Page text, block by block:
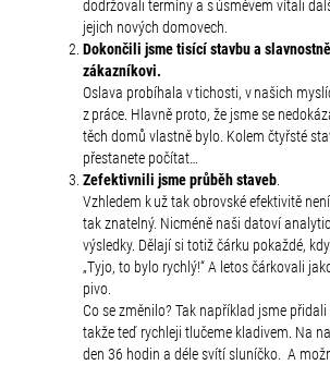
dodržovali termíny a s úsměvem vítali
jejich nových domovech.
Dokončili jsme tisící stavbu a
zákazníkovi.
Oslava probíhala v tichosti, v našich
z práce. Hlavně proto, že jsme se
těch domů vlastně bylo. Kolem čtyřsté
přestanete počítat…
Zefektivnili jsme průběh staveb.
Vzhledem k už tak obrovské efektivitě
tak znatelný. Nicméně naši datoví
výsledky. Dělají si totiž čárku pokaždé,
„Tyjo, to bylo rychlý!“ A letos čárkovali
pivo.
Co se změnilo? Tak například jsme
takže teď rychleji tlučeme kladivem. Na
den 36 hodin a déle svítí sluníčko. A